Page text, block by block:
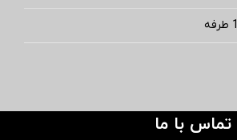
1 طرفه
تماس با ما